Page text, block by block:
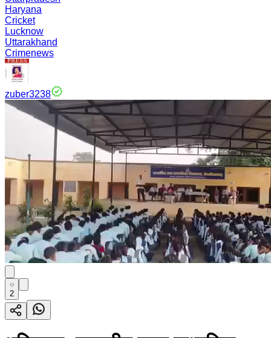
Haryana
Cricket
Lucknow
Uttarakhand
Crimenews
zuber3238
2